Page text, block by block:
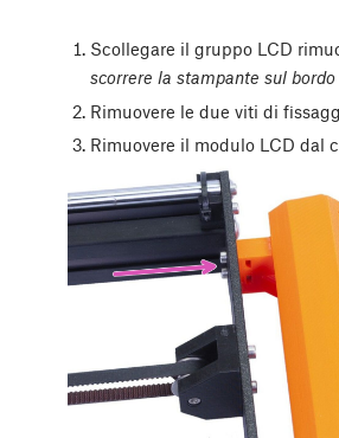
Scollegare il gruppo LCD
scorrere la stampante sul
Rimuovere le due viti di
Rimuovere il modulo LCD dal